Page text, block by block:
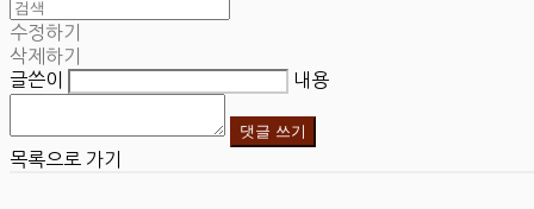
수정하기
삭제하기
글쓴이
내용
댓글 쓰기
목록으로 가기